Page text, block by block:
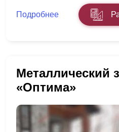
Подробнее
Металлический
«Оптима»